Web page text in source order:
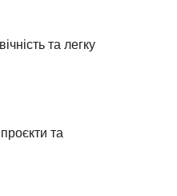
та легку
та